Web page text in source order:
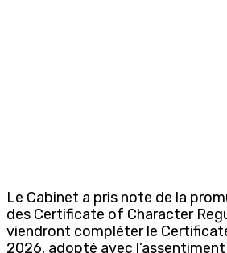
Le Cabinet a pris note de la
des Certificate of Character
viendront compléter le
2026, adopté avec